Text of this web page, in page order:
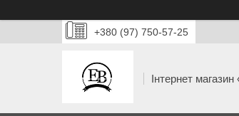
+380 (97) 750-57-25
Інтернет